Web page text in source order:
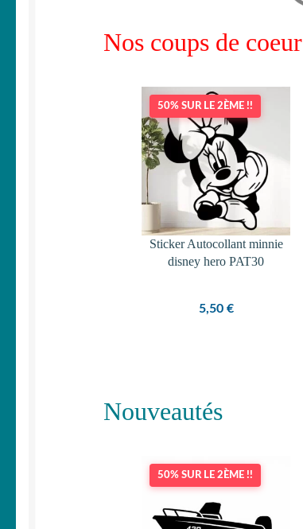
Nos coups de coeur
50% SUR LE 2ÈME !!
Sticker Autocollant minnie
disney hero PAT30
5,50 €
Nouveautés
50% SUR LE 2ÈME !!